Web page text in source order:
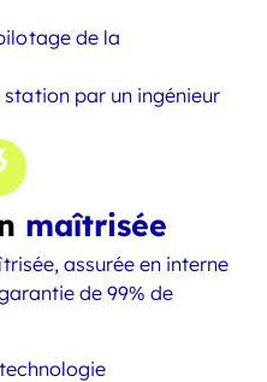
de la
station par un ingénieur
maîtrisée
assurée en interne
de 99% de